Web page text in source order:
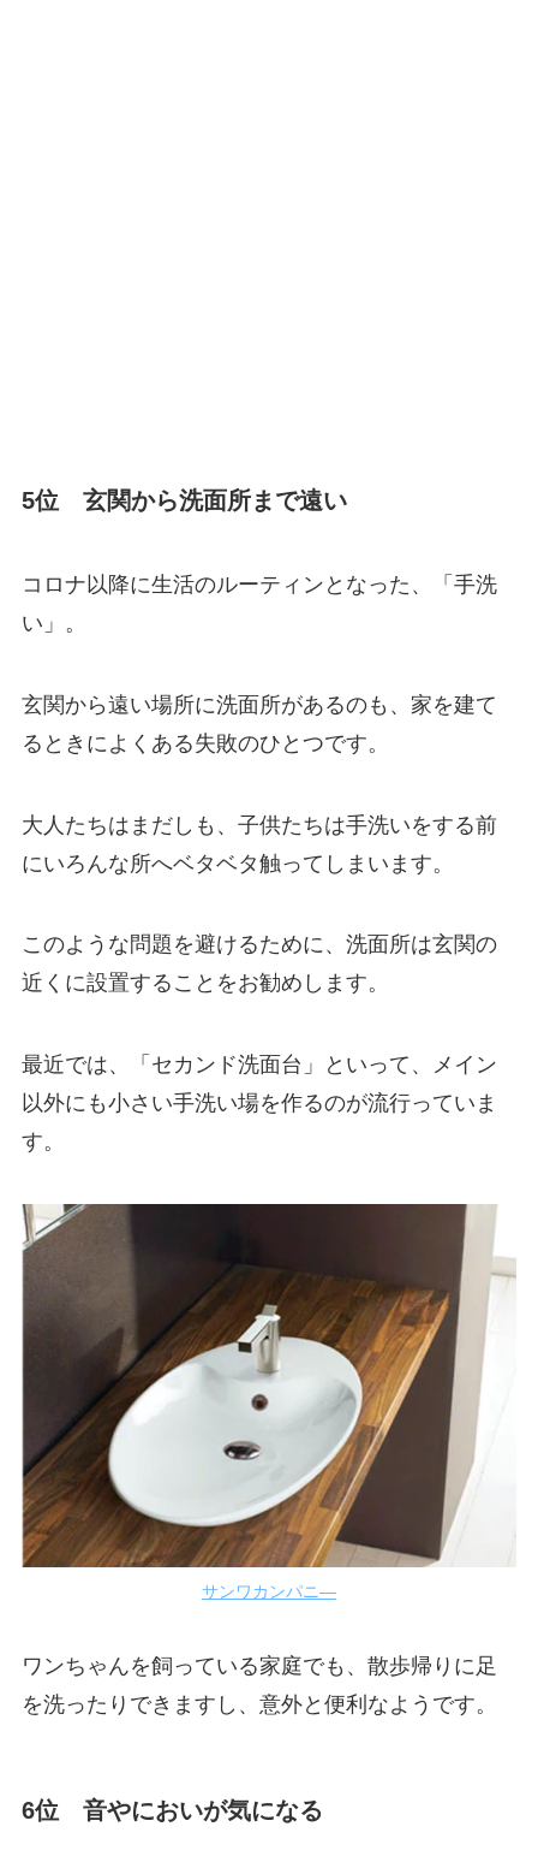
5位 玄関から洗面所まで遠い
コロナ以降に生活のルーティンとなった、「手洗
い」。
玄関から遠い場所に洗面所があるのも、家を建て
るときによくある失敗のひとつです。
大人たちはまだしも、子供たちは手洗いをする前
にいろんな所へベタベタ触ってしまいます。
このような問題を避けるために、洗面所は玄関の
近くに設置することをお勧めします。
最近では、「セカンド洗面台」といって、メイン
以外にも小さい手洗い場を作るのが流行っていま
す。
サンワカンパニ―
ワンちゃんを飼っている家庭でも、散歩帰りに足
を洗ったりできますし、意外と便利なようです。
6位 音やにおいが気になる